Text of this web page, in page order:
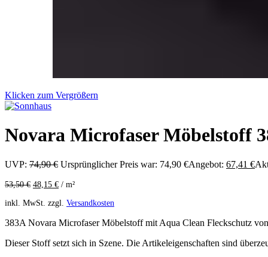
Klicken zum Vergrößern
Novara Microfaser Möbelstoff
UVP: 74,90€ Ursprünglicher Preis war: 74,90 €Angebot: 67,41 €
53,50€ 48,15 € / m²
inkl. MwSt. zzgl. Versandkosten
383A Novara Microfaser Möbelstoff mit Aqua Clean Fleckschutz
Dieser Stoff setzt sich in Szene. Die Artikeleigenschaften sind